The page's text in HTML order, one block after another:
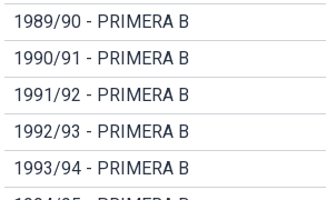
1989/90 - PRIMERA B
1990/91 - PRIMERA B
1991/92 - PRIMERA B
1992/93 - PRIMERA B
1993/94 - PRIMERA B